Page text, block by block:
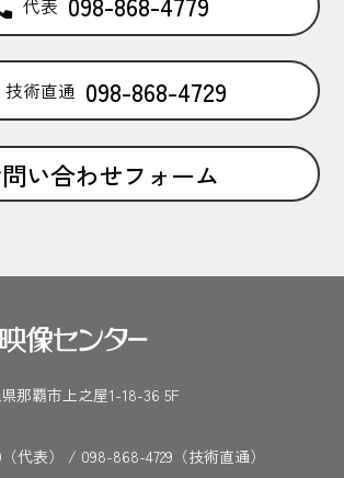
代表
技術直通 098-868-4729
い合わせフォーム
那覇市上之屋1-18-36 5F
代表） / 098-868-4729（技術直通）